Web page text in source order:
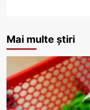
Mai multe știri